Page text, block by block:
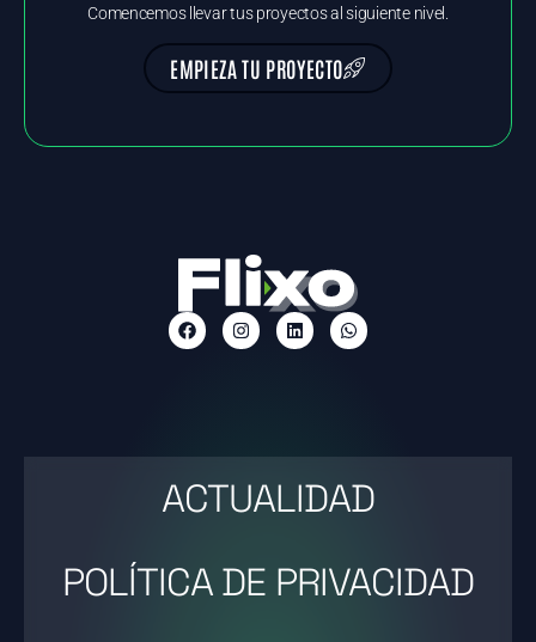
Comencemos llevar tus proyectos al siguiente nivel.
EMPIEZA TU PROYECTO
ACTUALIDAD
POLÍTICA DE PRIVACIDAD